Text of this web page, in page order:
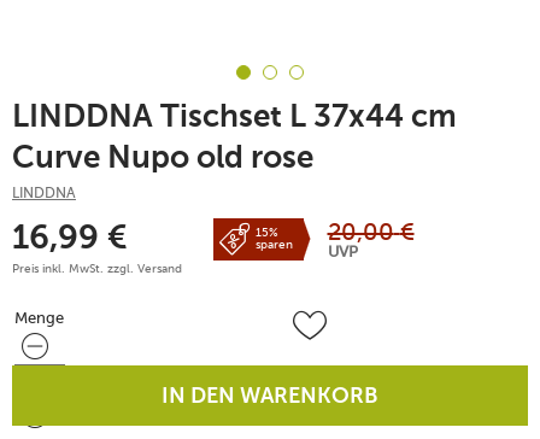
LINDDNA Tischset L 37x44 cm
Curve Nupo old rose
LINDDNA
16,99 €
Preis inkl. MwSt. zzgl. Versand
15%
sparen
20,00 €
UVP
Menge
Menge
IN DEN WARENKORB